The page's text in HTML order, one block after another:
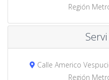
Región
Calle Americo
Región